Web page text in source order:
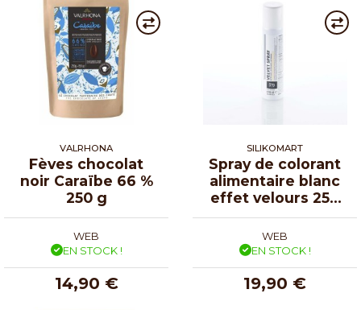
VALRHONA
Fèves chocolat
noir Caraïbe 66 %
250 g
WEB
EN STOCK !
14,90 €
SILIKOMART
Spray de colorant
alimentaire blanc
effet velours 250
ml
WEB
EN STOCK !
19,90 €